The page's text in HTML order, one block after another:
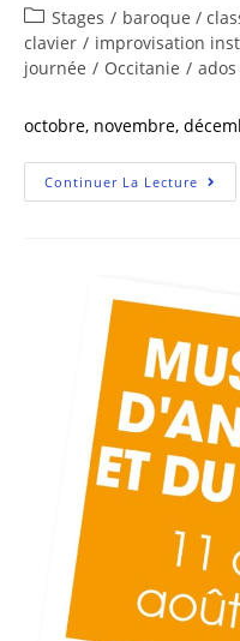
Stages / baroque /
clavier / improvisation
journée / Occitanie /
octobre, novembre,
Continuer La Lecture